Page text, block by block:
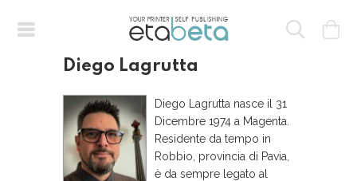
Diego Lagrutta
Diego Lagrutta nasce il 31
Dicembre 1974 a Magenta.
Residente da tempo in
Robbio, provincia di Pavia,
è da sempre legato al